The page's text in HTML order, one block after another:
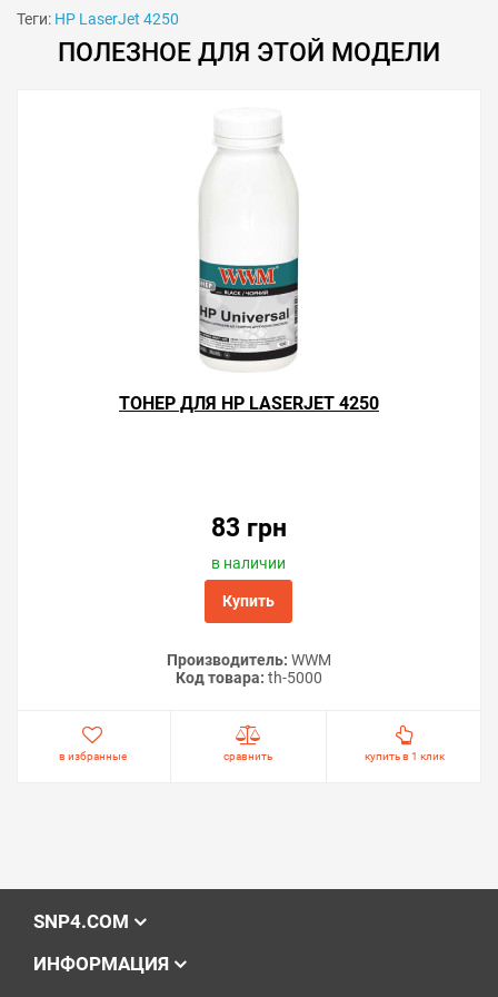
Решили купить картридж HP LaserJet 4250 — оформите
заказ на этой странице или напишите онлайн-
консультанту. Мы ответим на вопросы и поможем
Теги: HP LaserJet 4250
ПОЛЕЗНОЕ ДЛЯ ЭТОЙ МОДЕЛИ
ТОНЕР ДЛЯ HP LASERJET 4250
83 грн
в наличии
Купить
Производитель: WWM
Код товара: th-5000
в избранные сравнить купить в 1 клик
SNP4.COM
ИНФОРМАЦИЯ